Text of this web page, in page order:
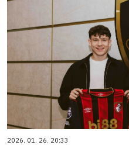
2026. 01. 26. 20:33